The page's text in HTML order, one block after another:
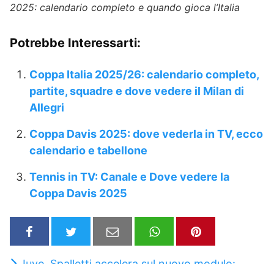
2025: calendario completo e quando gioca l’Italia
Potrebbe Interessarti:
Coppa Italia 2025/26: calendario completo,
partite, squadre e dove vedere il Milan di
Allegri
Coppa Davis 2025: dove vederla in TV, ecco
calendario e tabellone
Tennis in TV: Canale e Dove vedere la
Coppa Davis 2025